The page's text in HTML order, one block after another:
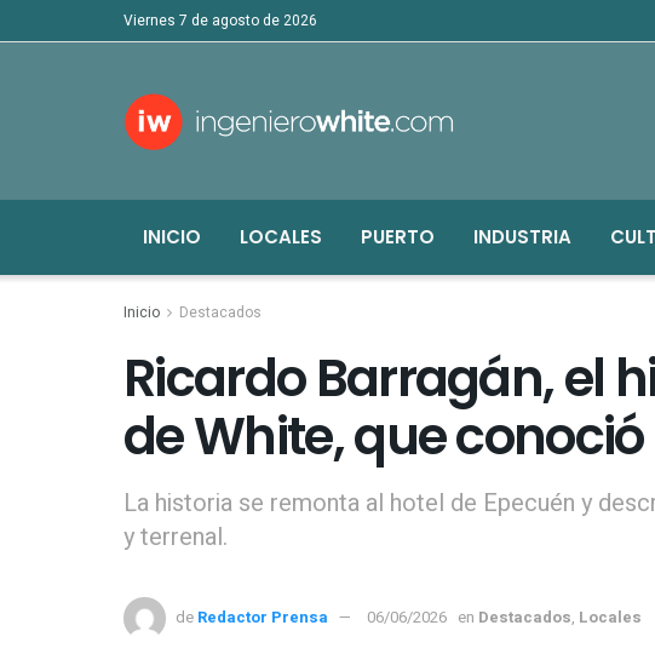
viernes 7 de agosto de 2026
INICIO LOCALES PUERTO INDUSTRIA
Inicio Destacados
Ricardo Barragán, el
de White, que
La historia se remonta al hotel de Epecuén y
y terrenal.
de Redactor Prensa 06/06/2026 en Destacados, Locales